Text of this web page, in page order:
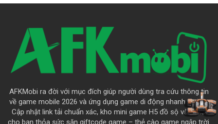
AFKMobi ra đời với mục đích giúp người dùng tra cứu thông tin
về game mobile 2026 và ứng dụng game di động nhanh chóng.
Cập nhật link tải chuẩn xác, kho mini game H5 đồ sộ và là nơi